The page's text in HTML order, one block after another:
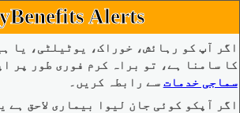
Alerts
اگر آپ کو رہائش، خوراک، یوٹیلٹی، یا
کا سامنا ہے، تو براہ کرم فوری طور پر
سماجی خدمات سے رابطہ کریں۔
اگر آپکو کوئی جان لیوا بیماری لاحق ہے